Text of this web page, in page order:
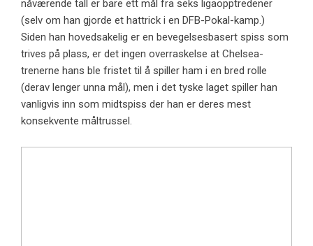
nåværende tall er bare ett mål fra seks ligaopptredener
(selv om han gjorde et hattrick i en DFB-Pokal-kamp.)
Siden han hovedsakelig er en bevegelsesbasert spiss som
trives på plass, er det ingen overraskelse at Chelsea-
trenerne hans ble fristet til å spiller ham i en bred rolle
(derav lenger unna mål), men i det tyske laget spiller han
vanligvis inn som midtspiss der han er deres mest
konsekvente måltrussel.